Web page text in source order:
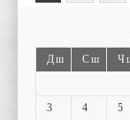
Дш
Сш
3
4 5